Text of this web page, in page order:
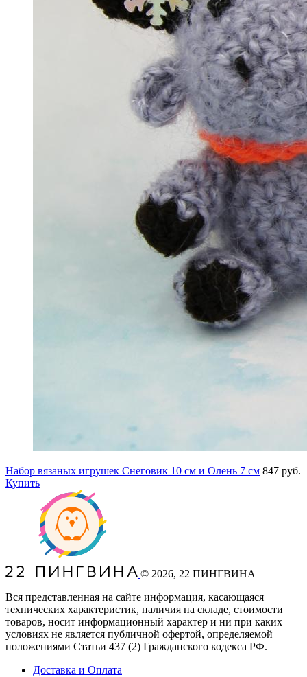
Набор вязаных игрушек Снеговик 10 см и Олень 7 см 847 руб.
Купить
© 2026, 22 ПИНГВИНА
Вся представленная на сайте информация, касающаяся
технических характеристик, наличия на складе, стоимости
товаров, носит информационный характер и ни при каких
условиях не является публичной офертой, определяемой
положениями Статьи 437 (2) Гражданского кодекса РФ.
Доставка и Оплата